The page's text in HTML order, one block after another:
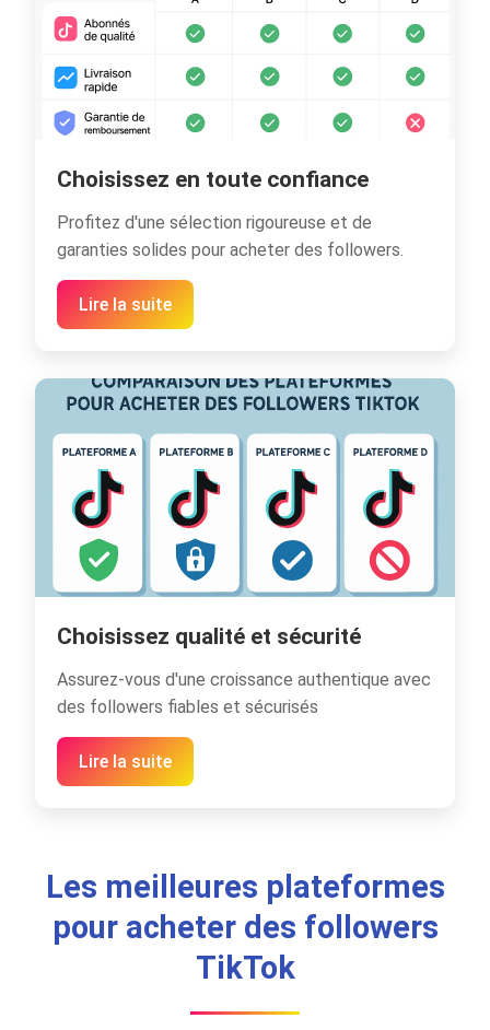
Choisissez en toute confiance
Profitez d'une sélection rigoureuse et de
garanties solides pour acheter des followers.
Lire la suite
Choisissez qualité et sécurité
Assurez-vous d'une croissance authentique avec
des followers fiables et sécurisés
Lire la suite
Les meilleures plateformes
pour acheter des followers
TikTok